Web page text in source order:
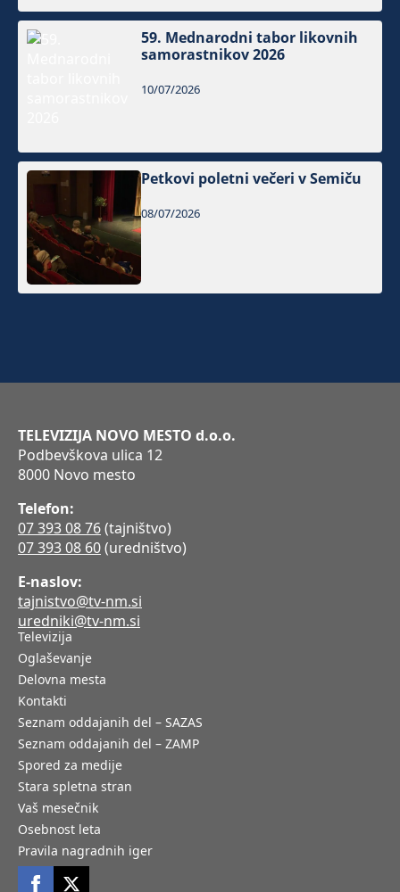
59. Mednarodni tabor likovnih
samorastnikov 2026
10/07/2026
Petkovi poletni večeri v Semiču
08/07/2026
TELEVIZIJA NOVO MESTO d.o.o.
Podbevškova ulica 12
8000 Novo mesto
Telefon:
07 393 08 76(tajništvo)
07 393 08 60(uredništvo)
E-naslov:
tajnistvo@tv-nm.si
uredniki@tv-nm.si
Televizija
Oglaševanje
Delovna mesta
Kontakti
Seznam oddajanih del – SAZAS
Seznam oddajanih del – ZAMP
Spored za medije
Stara spletna stran
Vaš mesečnik
Osebnost leta
Pravila nagradnih iger